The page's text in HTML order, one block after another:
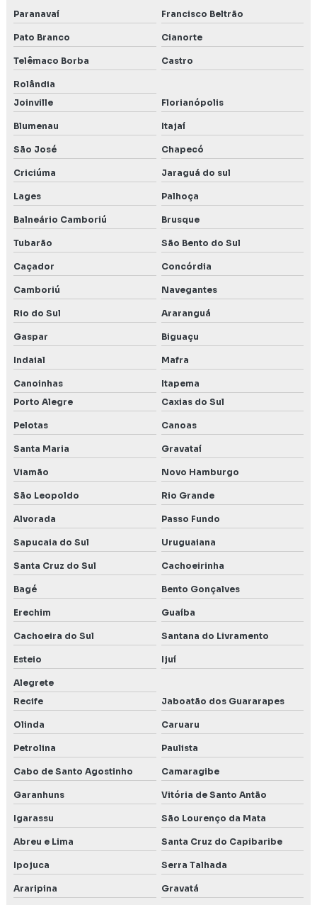
Paranavaí Francisco Beltrão
Pato Branco Cianorte
Telêmaco Borba Castro
Rolândia
Joinville
Florianópolis
Blumenau Itajaí
São José Chapecó
Criciúma Jaraguá do sul
Lages Palhoça
Balneário Camboriú Brusque
Tubarão São Bento do Sul
Caçador Concórdia
Camboriú Navegantes
Rio do Sul Araranguá
Gaspar Biguaçu
Indaial Mafra
Canoinhas
Itapema
Porto Alegre
Caxias do Sul
Pelotas Canoas
Santa Maria Gravataí
Viamão Novo Hamburgo
São Leopoldo Rio Grande
Alvorada Passo Fundo
Sapucaia do Sul Uruguaiana
Santa Cruz do Sul Cachoeirinha
Bagé Bento Gonçalves
Erechim Guaíba
Cachoeira do Sul Santana do Livramento
Esteio Ijuí
Alegrete
Recife
Jaboatão dos Guararapes
Olinda Caruaru
Petrolina Paulista
Cabo de Santo Agostinho Camaragibe
Garanhuns Vitória de Santo Antão
Igarassu São Lourenço da Mata
Abreu e Lima Santa Cruz do Capibaribe
Ipojuca Serra Talhada
Araripina Gravatá